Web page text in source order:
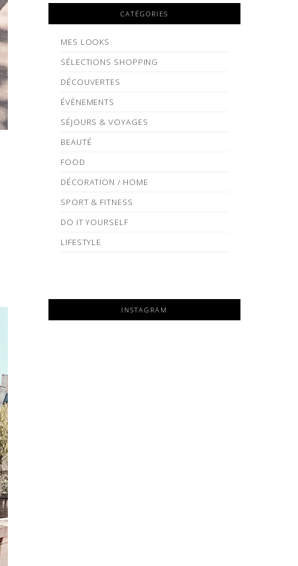
CATÉGORIES
MES LOOKS
SÉLECTIONS SHOPPING
DÉCOUVERTES
ÉVÈNEMENTS
SÉJOURS & VOYAGES
BEAUTÉ
FOOD
DÉCORATION / HOME
SPORT & FITNESS
DO IT YOURSELF
LIFESTYLE
INSTAGRAM